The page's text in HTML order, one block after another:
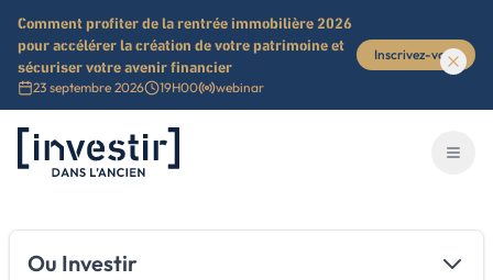
Comment profiter de la rentrée immobilière 2026
pour accélérer la création de votre patrimoine et
sécuriser votre avenir financier
23 septembre 2026 19H00 webinar
Inscrivez-vous
Investir dans l'ancien
Ou Investir